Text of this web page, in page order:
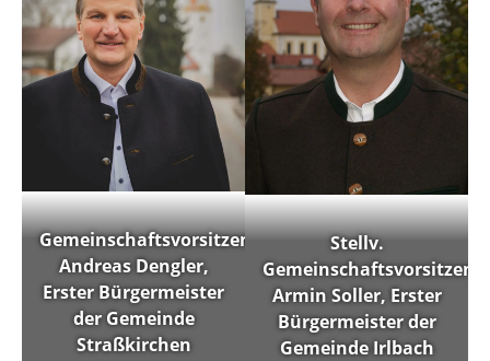
Gemeinschaftsvorsitzender
Andreas Dengler,
Erster Bürgermeister
der Gemeinde
Straßkirchen
Stellv.
Armin Soller, Erster
Bürgermeister der
Gemeinde Irlbach